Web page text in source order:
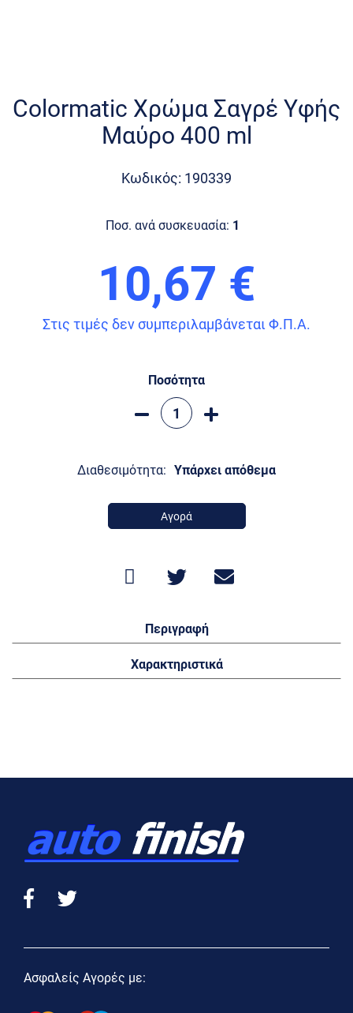
beginning
Colormatic Χρώμα Σαγρέ Υφής
Μαύρο 400 ml
Κωδικός: 190339
Ποσ. ανά συσκευασία: 1
10,67 €
Στις τιμές δεν συμπεριλαμβάνεται Φ.Π.Α.
Ποσότητα
Διαθεσιμότητα: Υπάρχει απόθεμα
Αγορά
Περιγραφή
Χαρακτηριστικά
Ασφαλείς Αγορές με: